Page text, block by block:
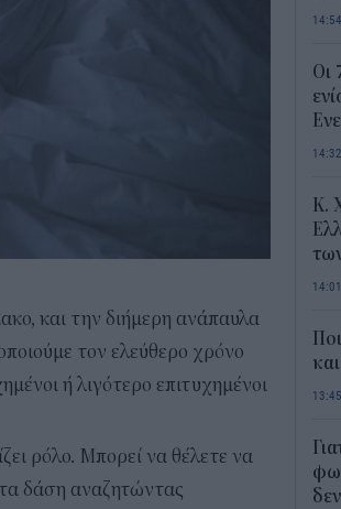
και την διήμερη ανάπαυλα
τον ελεύθερο χρόνο
ή λιγότερο επιτυχημένοι
ρόλο. Μπορεί να θέλετε να
δάση αναζητώντας
14:54
Οι
14:32
Κ.
14:01
13:45